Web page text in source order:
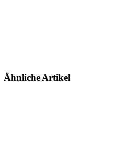
Ähnliche Artikel